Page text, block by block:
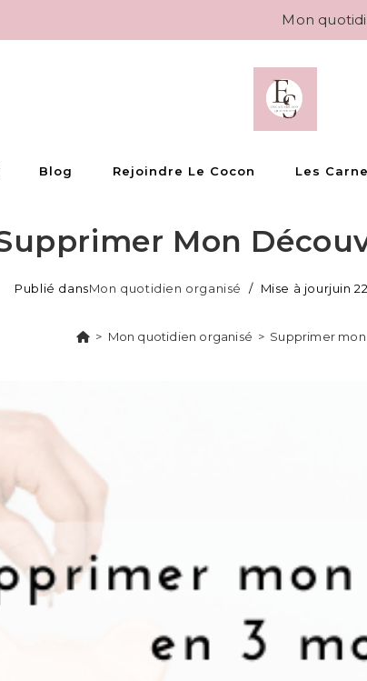
Mon
Blog Rejoindre Le Cocon Les
Mon
Publié dansMon quotidien organisé Mise à jourjuin
> Mon quotidien organisé > Supprimer